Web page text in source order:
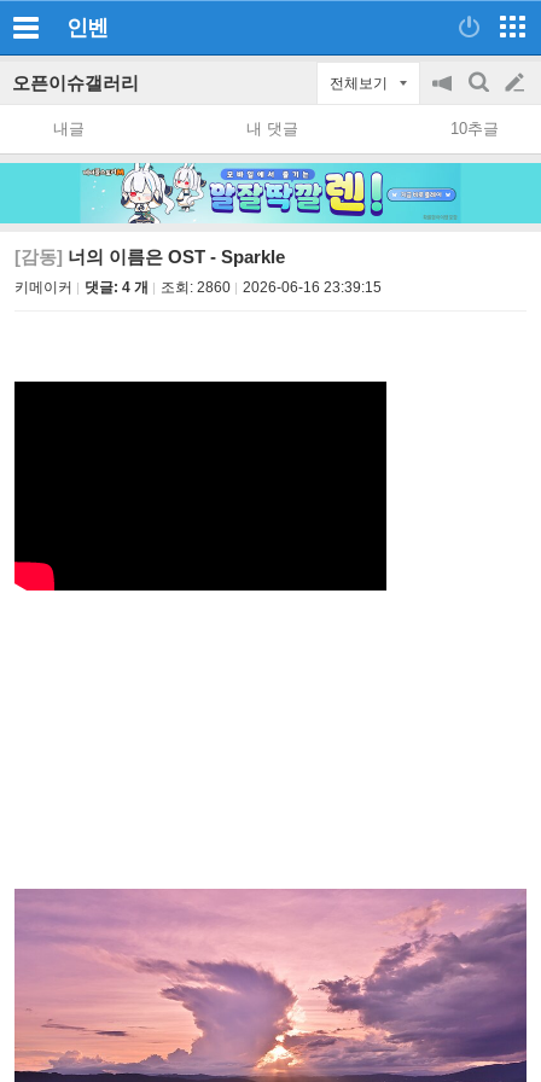
인벤
오픈이슈갤러리 전체보기
공
지
on/off
검
색
글
쓰
내글 내 댓글 10추글
[감동] 너의 이름은 OST - Sparkle
키메이커 댓글: 4 개 조회: 2860 2026-06-16 23:39:15